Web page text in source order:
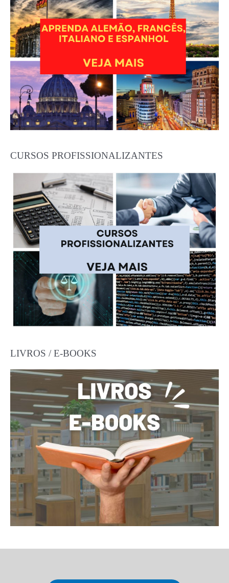
CURSOS PROFISSIONALIZANTES
LIVROS / E-BOOKS